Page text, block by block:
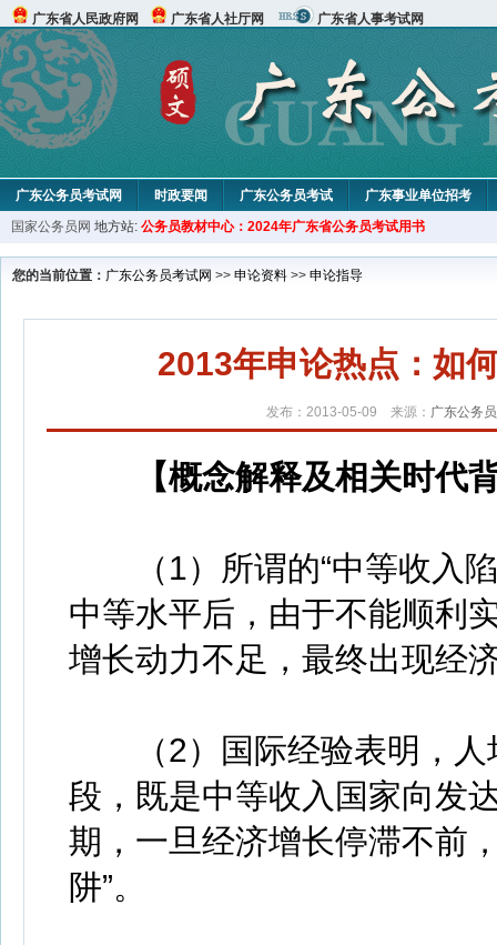
广东省人民政府网 广东省人社厅网 广东省人事考试网
广东公务员考试网 时政要闻 广东公务员考试
广东事业单位招考
国家公务员网 地方站: 公务员教材中心：2024年广东省公务员考试用书
您的当前位置： 广东公务员考试网 >> 申论资料 >> 申论指导
2013年申论热点：如
发布：2013-05-09 来源： 广东公务
【概念解释及相关时代
（1）所谓的“中等收入陷
中等水平后，由于不能顺利
增长动力不足，最终出现经
（2）国际经验表明，人
段，既是中等收入国家向发
期，一旦经济增长停滞不前
阱”。